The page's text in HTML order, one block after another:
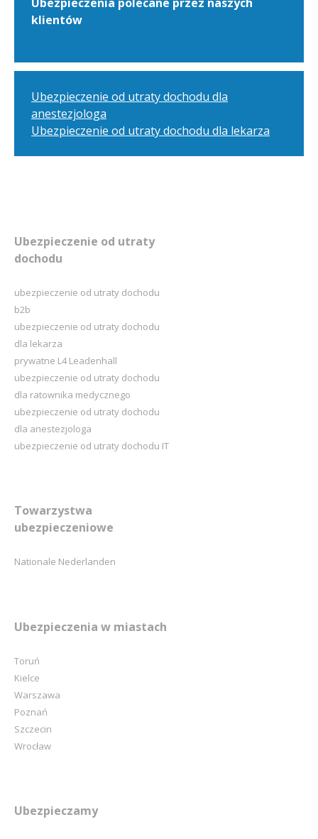
klientów
Ubezpieczenie od utraty dochodu dla
anestezjologa
Ubezpieczenie od utraty dochodu dla lekarza
Ubezpieczenie od utraty
dochodu
ubezpieczenie od utraty dochodu
b2b
ubezpieczenie od utraty dochodu
dla lekarza
prywatne L4 Leadenhall
ubezpieczenie od utraty dochodu
dla ratownika medycznego
ubezpieczenie od utraty dochodu
dla anestezjologa
ubezpieczenie od utraty dochodu IT
Towarzystwa
ubezpieczeniowe
Nationale Nederlanden
Ubezpieczenia w miastach
Toruń
Kielce
Warszawa
Poznań
Szczecin
Wrocław
Ubezpieczamy